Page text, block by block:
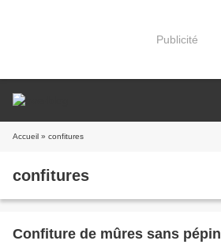
Publicité
Accueil » confitures
confitures
Confiture de mûres sans pépin